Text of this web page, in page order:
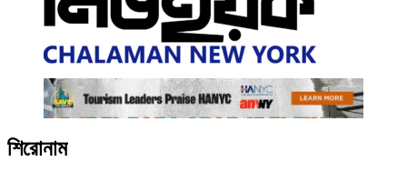
শিরোনাম